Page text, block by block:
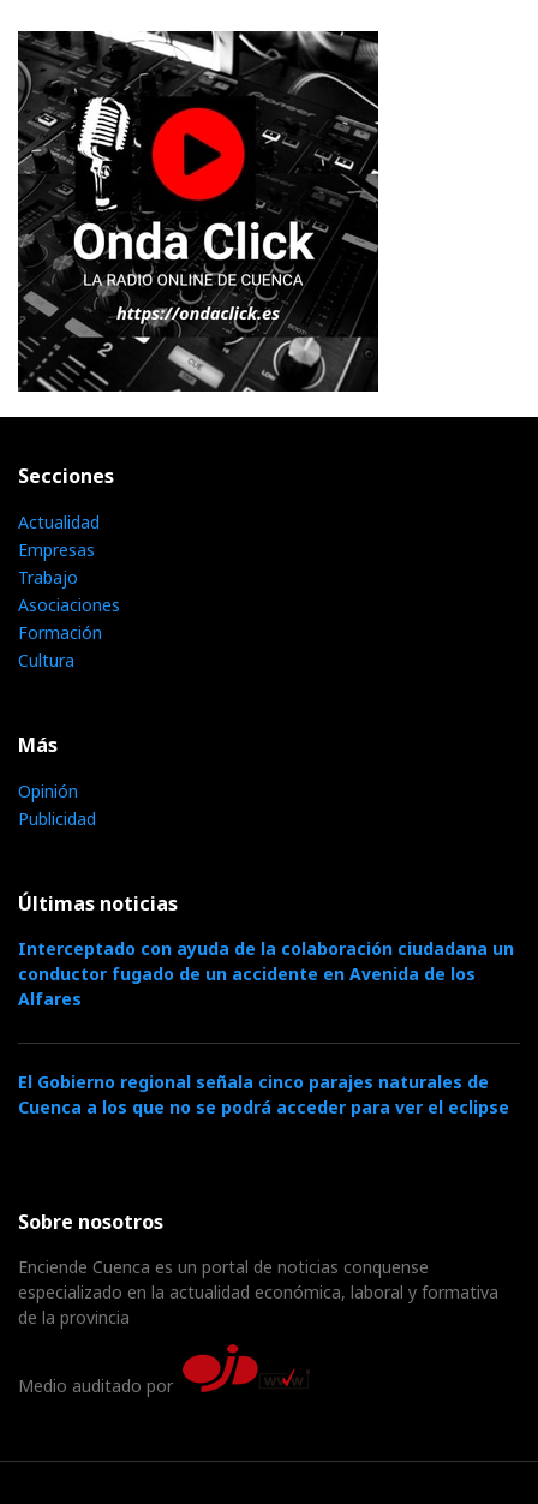
Secciones
Actualidad
Empresas
Trabajo
Asociaciones
Formación
Cultura
Más
Opinión
Publicidad
Últimas noticias
Interceptado con ayuda de la colaboración ciudadana un
conductor fugado de un accidente en Avenida de los
Alfares
El Gobierno regional señala cinco parajes naturales de
Cuenca a los que no se podrá acceder para ver el eclipse
Sobre nosotros
Enciende Cuenca es un portal de noticias conquense
especializado en la actualidad económica, laboral y formativa
de la provincia
Medio auditado por